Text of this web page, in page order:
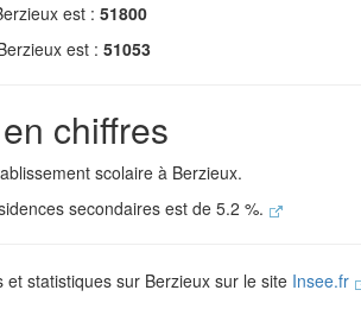
est : 51800
est : 51053
chiffres
scolaire à Berzieux.
secondaires est de 5.2 %.
et statistiques sur Berzieux sur le site Insee.fr